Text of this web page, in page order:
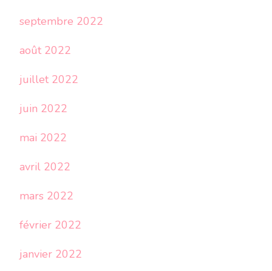
septembre 2022
août 2022
juillet 2022
juin 2022
mai 2022
avril 2022
mars 2022
février 2022
janvier 2022